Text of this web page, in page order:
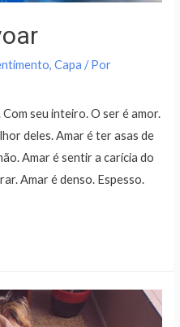
,Capa / Por
seu inteiro. O ser é amor.
deles. Amar é ter asas de
Amar é sentir a carícia do
Amar é denso. Espesso.